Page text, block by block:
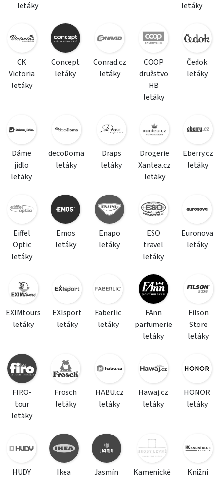
letáky
letáky
CK
Victoria
letáky
Concept
letáky
Conrad.cz
letáky
COOP
družstvo
HB
letáky
Čedok
letáky
Dáme
jídlo
letáky
decoDoma
letáky
Draps
letáky
Drogerie
Xantea.cz
letáky
Eberry.cz
letáky
Eiffel
Optic
letáky
Emos
letáky
Enapo
letáky
ESO
travel
letáky
Euronova
letáky
EXIMtours
letáky
EXIsport
letáky
Faberlic
letáky
FAnn
parfumerie
letáky
Filson
Store
letáky
FIRO-
tour
letáky
Frosch
letáky
HABU.cz
letáky
Hawaj.cz
letáky
HONOR
letáky
HUDY
Ikea
Jasmín
Kamenické
Knižní